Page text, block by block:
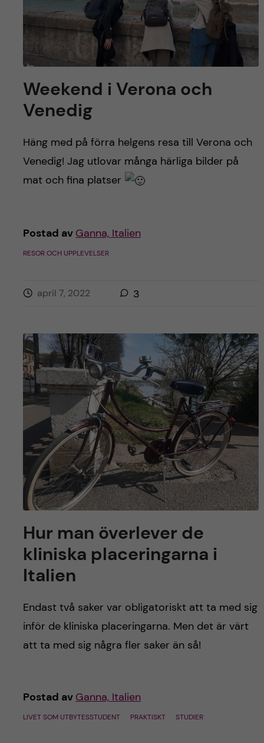
Weekend i Verona och
Venedig
Häng med på förra helgens resa till Verona och
Venedig! Jag utlovar många härliga bilder på
mat och fina platser
Postad av Ganna, Italien
RESOR OCH UPPLEVELSER
april 7, 2022 3
Hur man överlever de
kliniska placeringarna i
Italien
Endast två saker var obligatoriskt att ta med sig
inför de kliniska placeringarna. Men det är värt
att ta med sig några fler saker än så!
Postad av Ganna, Italien
LIVET SOM UTBYTESSTUDENT PRAKTISKT STUDIER